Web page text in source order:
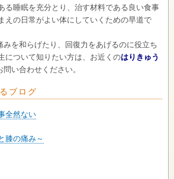
る睡眠を充分とり、治す材料である良い食事
えの日常がよい体にしていくための早道で
みを和らげたり、回復力をあげるのに役立ち
について知りたい方は、お近くのはりきゅう
問い合わせください。
ブログ
全然ない
膝の痛み～